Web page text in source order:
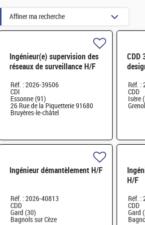
Ingénieur(e) supervision des
réseaux de surveillance H/F
Réf. : 2026-39506
CDI
Essonne (91)
26 Rue de la Piquetterie 91680
Bruyères-le-châtel
CDD
Réf. :
CDD
Isère
Ingénieur démantèlement H/F
Réf. : 2026-40813
CDD
Gard (30)
Bagnols sur Cèze
H/F
Réf. :
CDD
Gard
Affiner ma recherche